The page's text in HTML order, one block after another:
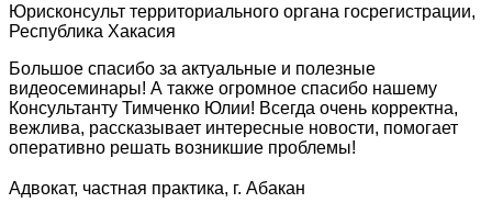
Юрисконсульт территориального органа госрегистрации,
Республика Хакасия
Большое спасибо за актуальные и полезные
видеосеминары! А также огромное спасибо нашему
Консультанту Тимченко Юлии! Всегда очень корректна,
вежлива, рассказывает интересные новости, помогает
оперативно решать возникшие проблемы!
Адвокат, частная практика, г. Абакан